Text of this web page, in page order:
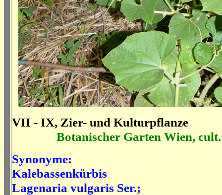
VII - IX, Zier- und Kulturpflanze
Botanischer Garten Wien,
Synonyme:
Kalebassenkürbis
Lagenaria vulgaris Ser.;